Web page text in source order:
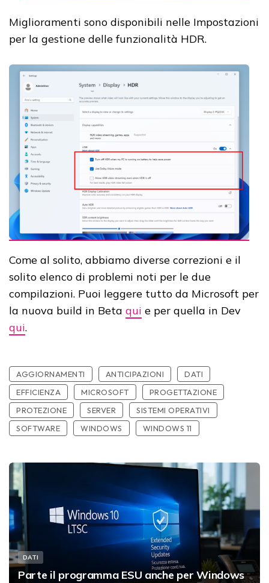
Miglioramenti sono disponibili nelle Impostazioni
per la gestione delle funzionalità HDR.
Come al solito, abbiamo diverse correzioni e il
solito elenco di problemi noti per le due
compilazioni. Puoi leggere tutto da Microsoft per
la nuova build in Beta qui e per quella in Dev
qui.
AGGIORNAMENTI ANTICIPAZIONI
DATI
EFFICIENZA
MICROSOFT
PROGETTAZIONE
PROTEZIONE
SERVER
SISTEMI OPERATIVI
SOFTWARE
WINDOWS WINDOWS 11
DATI
Parte il programma ESU anche per Windows